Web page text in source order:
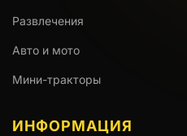
Развлечения
Авто и мото
Мини-тракторы
ИНФОРМАЦИЯ